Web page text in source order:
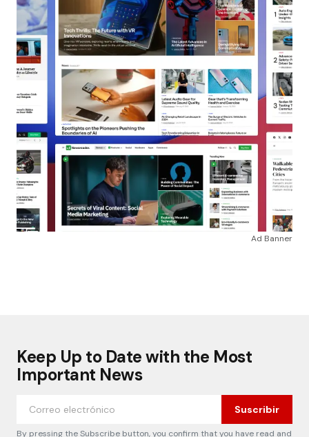
Ad Banner
Keep Up to Date with the Most
Important News
Suscribir
By pressing the Subscribe button, you confirm that you have read and